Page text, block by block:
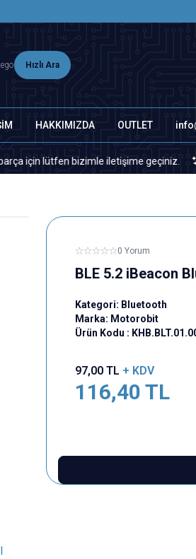
Hızlı Ara
HAKKIMIZDA OUTLET
lütfen bizimle iletişime geçiniz.
0 Yorum
BLE 5.2 iBeacon
Kategori: Bluetooth
Marka: Motorobit
Ürün Kodu :
97,00TL + KDV
116,40 TL